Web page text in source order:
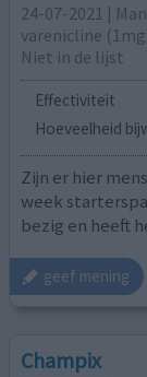
24-07-2021 |
varenicline
Niet in de lijst
Effectiviteit
Hoeveelheid
Zijn er hier
week
bezig en heeft
geef mening
Champix